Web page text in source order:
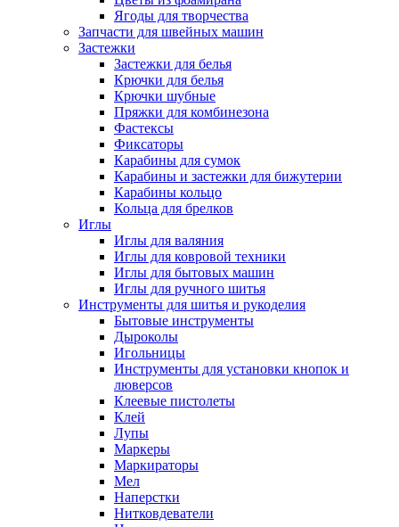
Ягоды для творчества
Запчасти для швейных машин
Застежки
Застежки для белья
Крючки для белья
Крючки шубные
Пряжки для комбинезона
Фастексы
Фиксаторы
Карабины для сумок
Карабины и застежки для бижутерии
Карабины кольцо
Кольца для брелков
Иглы
Иглы для валяния
Иглы для ковровой техники
Иглы для бытовых машин
Иглы для ручного шитья
Инструменты для шитья и рукоделия
Бытовые инструменты
Дыроколы
Игольницы
Инструменты для установки кнопок и
люверсов
Клеевые пистолеты
Клей
Лупы
Маркеры
Маркираторы
Мел
Наперстки
Нитковдеватели